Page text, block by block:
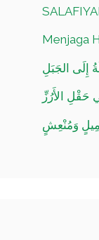
Menjaga
إِلَى الجَبَلِ
حَقْلِ الأَرُزِّ
وَمُنْعِشٍ